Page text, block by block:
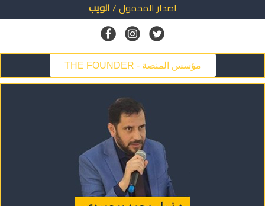
اصدار المحمول/الويب
THE FOUNDER - مؤسس المنصة